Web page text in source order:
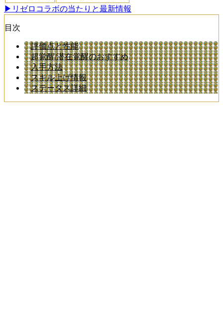
▶リゼロコラボの当たりと最新情報
目次
評価点と性能
超覚醒/潜在覚醒のおすすめ
入手方法
スキル上げ情報
ステータス詳細